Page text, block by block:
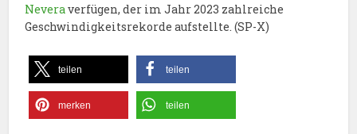
Nevera verfügen, der im Jahr 2023 zahlreiche
Geschwindigkeitsrekorde aufstellte. (SP-X)
teilen teilen
merken teilen